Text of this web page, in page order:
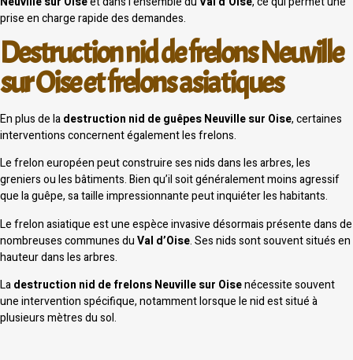
prise en charge rapide des demandes.
Destruction nid de frelons Neuville
sur Oise et frelons asiatiques
En plus de ladestruction nid de guêpes Neuville sur Oise, certaines
interventions concernent également les frelons.
Le frelon européen peut construire ses nids dans les arbres, les
greniers ou les bâtiments. Bien qu’il soit généralement moins agressif
que la guêpe, sa taille impressionnante peut inquiéter les habitants.
Le frelon asiatique est une espèce invasive désormais présente dans de
nombreuses communes duVal d’Oise. Ses nids sont souvent situés en
hauteur dans les arbres.
Ladestruction nid de frelons Neuville sur Oisenécessite souvent
une intervention spécifique, notamment lorsque le nid est situé à
plusieurs mètres du sol.